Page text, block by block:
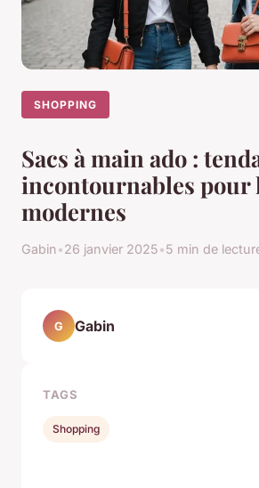
SHOPPING
Sacs à main ado :
incontournables pour
modernes
Gabin•26 janvier 2025•5 min de
G Gabin
TAGS
Shopping